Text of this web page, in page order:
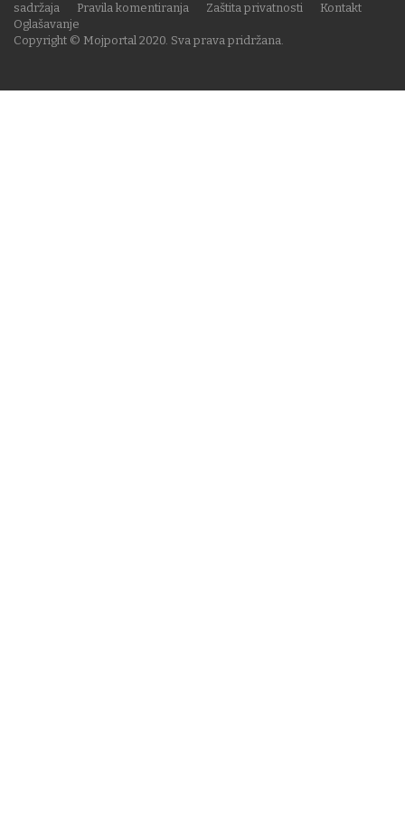
Copyright © Mojportal 2020. Sva prava pridržana.
sadržaja
Pravila komentiranja Zaštita privatnosti
Kontakt
Oglašavanje